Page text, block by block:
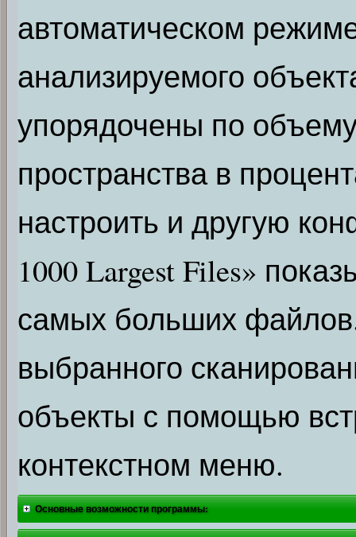
автоматическом
анализируемого
упорядочены по
пространства в
настроить и другую
1000 Largest Files»
самых больших
выбранного
объекты с помощью
контекстном меню.
Основные возможности программы: